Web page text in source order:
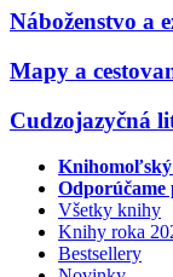
Náboženstvo a
Mapy a
Cudzojazyčná
Odporúčame
Všetky knihy
Knihy roka
Bestsellery